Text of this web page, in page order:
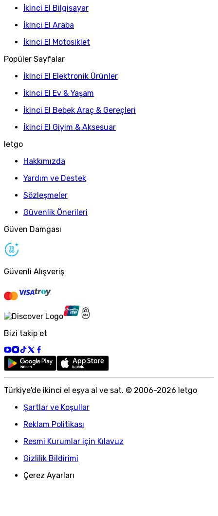
İkinci El Bilgisayar
İkinci El Araba
İkinci El Motosiklet
Popüler Sayfalar
İkinci El Elektronik Ürünler
İkinci El Ev & Yaşam
İkinci El Bebek Araç & Gereçleri
İkinci El Giyim & Aksesuar
letgo
Hakkımızda
Yardım ve Destek
Sözleşmeler
Güvenlik Önerileri
Güven Damgası
Güvenli Alışveriş
Bizi takip et
Türkiye'de ikinci el eşya al ve sat. © 2006-2026 letgo
Şartlar ve Koşullar
Reklam Politikası
Resmi Kurumlar için Kılavuz
Gizlilik Bildirimi
Çerez Ayarları